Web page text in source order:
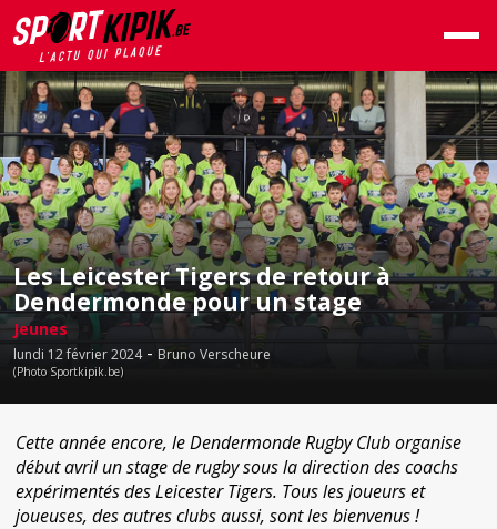
Les Leicester Tigers de retour à
Dendermonde pour un stage
Jeunes
lundi 12 février 2024- Bruno Verscheure
(Photo Sportkipik.be)
Cette année encore, le Dendermonde Rugby Club organise
début avril un stage de rugby sous la direction des coachs
expérimentés des Leicester Tigers. Tous les joueurs et
joueuses, des autres clubs aussi, sont les bienvenus !